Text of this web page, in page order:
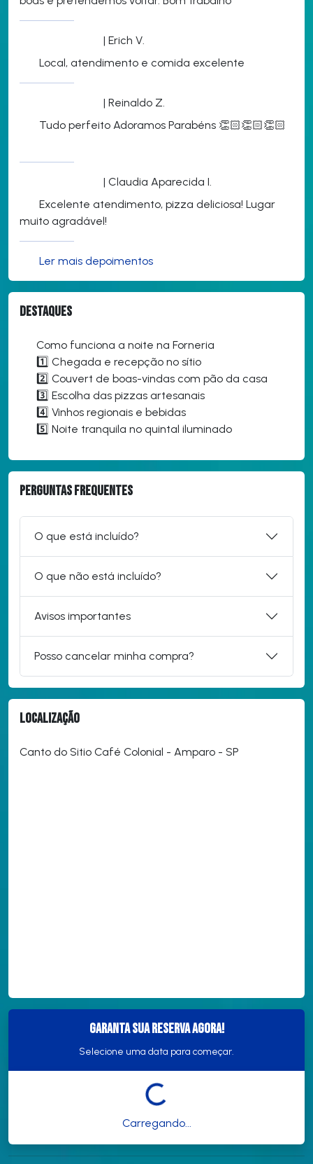
| Erich V.
Local, atendimento e comida excelente
| Reinaldo Z.
Tudo perfeito Adoramos Parabéns 👏🏻👏🏻👏🏻
| Claudia Aparecida I.
Excelente atendimento, pizza deliciosa! Lugar
muito agradável!
Ler mais depoimentos
Destaques
Como funciona a noite na Forneria
1️⃣ Chegada e recepção no sítio
2️⃣ Couvert de boas-vindas com pão da casa
3️⃣ Escolha das pizzas artesanais
4️⃣ Vinhos regionais e bebidas
5️⃣ Noite tranquila no quintal iluminado
Perguntas frequentes
O que está incluído?
O que não está incluído?
Avisos importantes
Posso cancelar minha compra?
Localização
Canto do Sitio Café Colonial - Amparo - SP
Garanta sua reserva agora!
Selecione uma data para começar.
Carregando...